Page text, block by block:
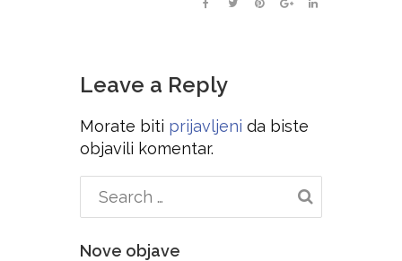
Leave a Reply
Morate biti prijavljeni da biste
objavili komentar.
Nove objave